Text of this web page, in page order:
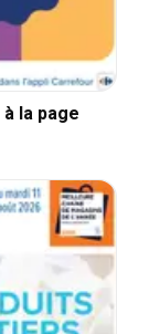
la page